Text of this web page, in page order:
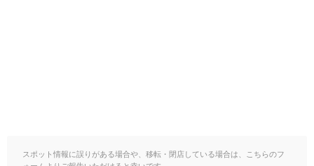
スポット情報に誤りがある場合や、移転・閉店している場合は、こちらのフ